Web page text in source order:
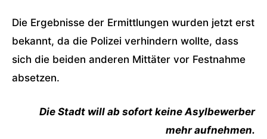
Die Ergebnisse der Ermittlungen wurden jetzt erst
bekannt, da die Polizei verhindern wollte, dass
sich die beiden anderen Mittäter vor Festnahme
absetzen.
Die Stadt will ab sofort keine Asylbewerber
mehr aufnehmen.